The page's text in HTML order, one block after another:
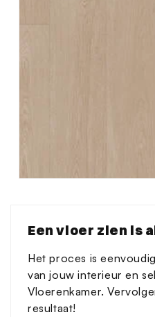
modaal
Een vloer zien is
Het proces is
van jouw interieur en
Vloerenkamer.
resultaat!